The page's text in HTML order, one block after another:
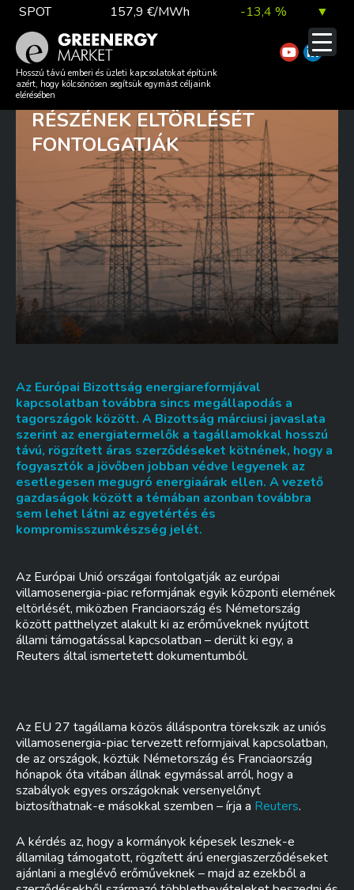
Skip
content
SPOT 157,9 €/MWh -13,4 % ▼
TTF DA 56,1 €/MWh 7,0 % ▲
EUA 81,9 €/t 1,0 %
DAX index 26 140,13 0,1 % ▲
EUR árfolyam 363,03 Ft 0,2 % ▲
Hosszú távú emberi és üzleti kapcsolatokat építünk
azért, hogy kölcsönösen segítsük egymást céljaink
elérésében
AZ UNIÓS ORSZÁGOK AZ
ENERGIAREFORMOK EGY
RÉSZÉNEK ELTÖRLÉSÉT
FONTOLGATJÁK
Az Európai Bizottság energiareformjával
kapcsolatban továbbra sincs megállapodás a
tagországok között. A Bizottság márciusi javaslata
szerint az energiatermelők a tagállamokkal hosszú
távú, rögzített áras szerződéseket kötnének, hogy a
fogyasztók a jövőben jobban védve legyenek az
esetlegesen megugró energiaárak ellen. A vezető
gazdaságok között a témában azonban továbbra
sem lehet látni az egyetértés és
kompromisszumkészség jelét.
Az Európai Unió országai fontolgatják az európai
villamosenergia-piac reformjának egyik központi elemének
eltörlését, miközben Franciaország és Németország
között patthelyzet alakult ki az erőműveknek nyújtott
állami támogatással kapcsolatban – derült ki egy, a
Reuters által ismertetett dokumentumból.
Az EU 27 tagállama közös álláspontra törekszik az uniós
villamosenergia-piac tervezett reformjaival kapcsolatban,
de az országok, köztük Németország és Franciaország
hónapok óta vitában állnak egymással arról, hogy a
szabályok egyes országoknak versenyelőnyt
biztosíthatnak-e másokkal szemben – írja a Reuters.
A kérdés az, hogy a kormányok képesek lesznek-e
államilag támogatott, rögzített árú energiaszerződéseket
ajánlani a meglévő erőműveknek – majd az ezekből a